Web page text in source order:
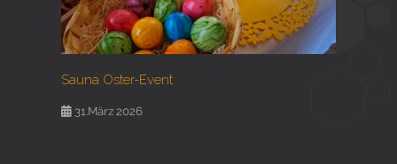
Sauna Oster-Event
31.März 2026